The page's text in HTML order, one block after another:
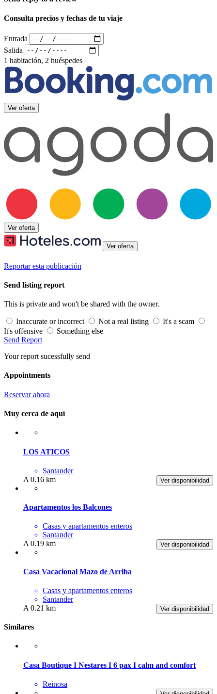
Consulta precios y fechas de tu viaje
Entrada
Salida
1 habitación, 2 huéspedes
Ver oferta
Ver oferta
Ver oferta
Reportar esta publicación
Send listing report
This is private and won't be shared with the owner.
Inaccurate or incorrect Not a real listing
It's a scam
It's offensive
Something else
Send Report
Your report sucessfully send
Appointments
Reservar ahora
Muy cerca de aquí
LOS ATICOS
Santander
Ver disponibilidad
A 0.16 km
Apartamentos los Balcones
Casas y apartamentos enteros
Santander
Ver disponibilidad
A 0.19 km
Casa Vacacional Mazo de Arriba
Casas y apartamentos enteros
Santander
Ver disponibilidad
A 0.21 km
Similares
Casa Boutique I Nestares I 6 pax I calm and comfort
Reinosa